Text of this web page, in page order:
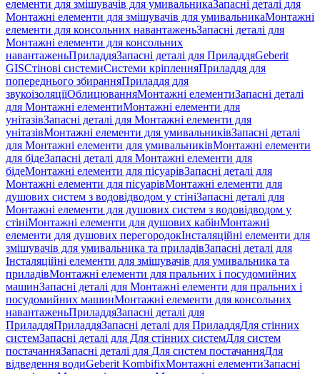
елементи для змішувачів для умивальникаЗапасні деталі для
Монтажні елементи для змішувачів для умивальникаМонтажні
елементи для консольних навантаженьЗапасні деталі для
Монтажні елементи для консольних
навантаженьПриладдяЗапасні деталі для ПриладдяGeberit
GISСтінові системиСистеми кріпленняПриладдя для
попереднього збиранняПриладдя для
звукоізоляціїОблицюванняМонтажні елементиЗапасні деталі
для Монтажні елементиМонтажні елементи для
унітазівЗапасні деталі для Монтажні елементи для
унітазівМонтажні елементи для умивальниківЗапасні деталі
для Монтажні елементи для умивальниківМонтажні елементи
для бідеЗапасні деталі для Монтажні елементи для
бідеМонтажні елементи для пісуарівЗапасні деталі для
Монтажні елементи для пісуарівМонтажні елементи для
душових систем з водовідводом у стініЗапасні деталі для
Монтажні елементи для душових систем з водовідводом у
стініМонтажні елементи для душових кабінМонтажні
елементи для душових перегородокІнсталяційні елементи для
змішувачів для умивальника та приладівЗапасні деталі для
Інсталяційні елементи для змішувачів для умивальника та
приладівМонтажні елементи для пральних і посудомийних
машинЗапасні деталі для Монтажні елементи для пральних і
посудомийних машинМонтажні елементи для консольних
навантаженьПриладдяЗапасні деталі для
ПриладдяПриладдяЗапасні деталі для ПриладдяДля стінних
системЗапасні деталі для Для стінних системДля систем
постачанняЗапасні деталі для Для систем постачанняДля
відведення водиGeberit KombifixМонтажні елементиЗапасні